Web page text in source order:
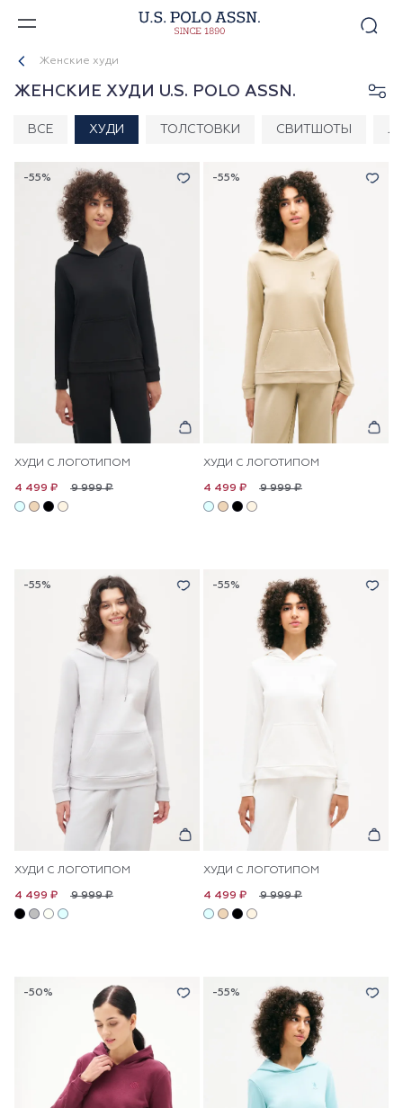
Женские худи
ЖЕНСКИЕ ХУДИ U.S. POLO ASSN.
ВСЕ ХУДИ ТОЛСТОВКИ СВИТШОТЫ
-55%
ХУДИ С ЛОГОТИПОМ
9 999 ₽
4 499 ₽
-55%
ХУДИ С ЛОГОТИПОМ
9 999 ₽
4 499 ₽
-55%
ХУДИ С ЛОГОТИПОМ
9 999 ₽
4 499 ₽
-55%
ХУДИ С ЛОГОТИПОМ
9 999 ₽
4 499 ₽
-50% -55%